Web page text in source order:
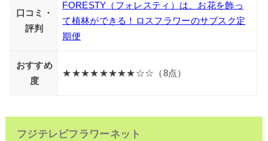
口コミ・
評判
FORESTY（フォレスティ）は、お花を飾っ
て植林ができる！ロスフラワーのサブスク定
期便
おすすめ
度
★★★★★★★★☆☆（8点）
フジテレビフラワーネット